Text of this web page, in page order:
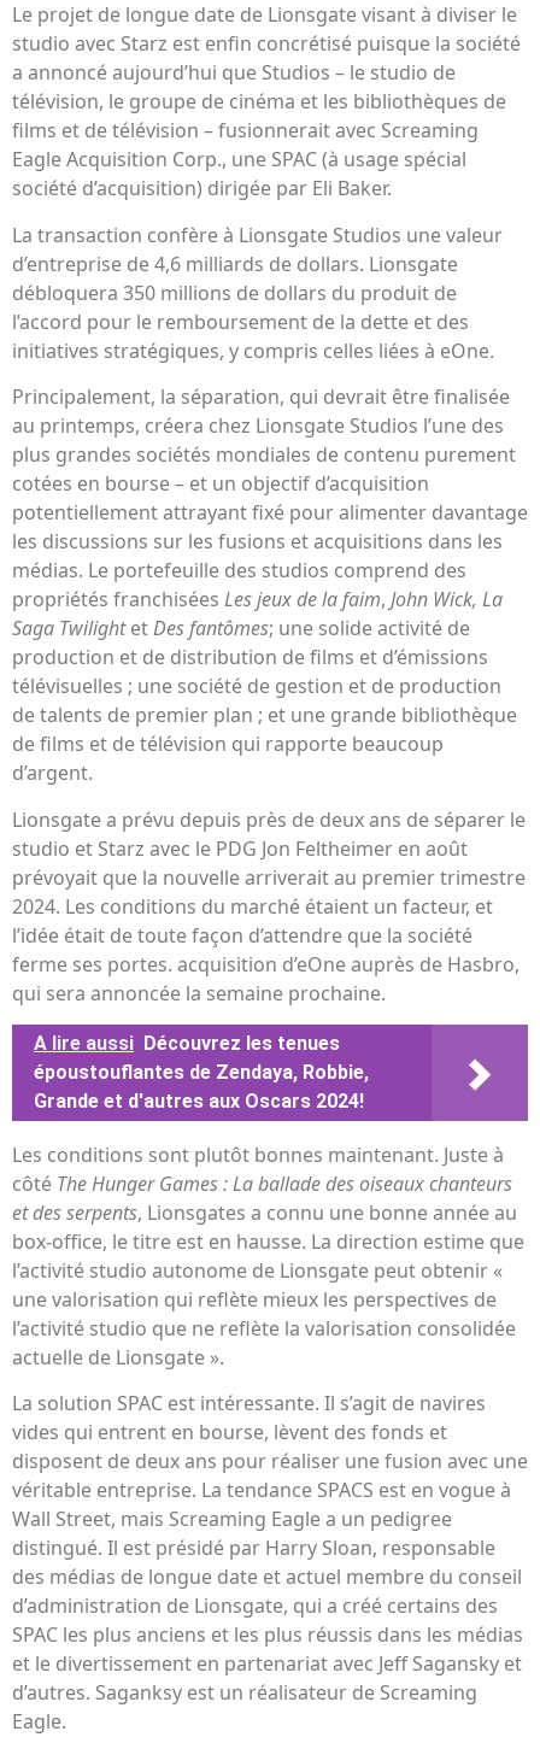
Le projet de longue date de Lionsgate visant à diviser le
studio avec Starz est enfin concrétisé puisque la société
a annoncé aujourd’hui que Studios – le studio de
télévision, le groupe de cinéma et les bibliothèques de
films et de télévision – fusionnerait avec Screaming
Eagle Acquisition Corp., une SPAC (à usage spécial
société d’acquisition) dirigée par Eli Baker.
La transaction confère à Lionsgate Studios une valeur
d’entreprise de 4,6 milliards de dollars. Lionsgate
débloquera 350 millions de dollars du produit de
l’accord pour le remboursement de la dette et des
initiatives stratégiques, y compris celles liées à eOne.
Principalement, la séparation, qui devrait être finalisée
au printemps, créera chez Lionsgate Studios l’une des
plus grandes sociétés mondiales de contenu purement
cotées en bourse – et un objectif d’acquisition
potentiellement attrayant fixé pour alimenter davantage
les discussions sur les fusions et acquisitions dans les
médias. Le portefeuille des studios comprend des
propriétés franchisées Les jeux de la faim, John Wick, La
Saga TwilightetDes fantômes; une solide activité de
production et de distribution de films et d’émissions
télévisuelles ; une société de gestion et de production
de talents de premier plan ; et une grande bibliothèque
de films et de télévision qui rapporte beaucoup
d’argent.
Lionsgate a prévu depuis près de deux ans de séparer le
studio et Starz avec le PDG Jon Feltheimer en août
prévoyait que la nouvelle arriverait au premier trimestre
2024. Les conditions du marché étaient un facteur, et
l’idée était de toute façon d’attendre que la société
ferme ses portes. acquisition d’eOne auprès de Hasbro,
qui sera annoncée la semaine prochaine.
A lire aussi Découvrez les tenues
époustouflantes de Zendaya, Robbie,
Grande et d'autres aux Oscars 2024!
Les conditions sont plutôt bonnes maintenant. Juste à
côté The Hunger Games : La ballade des oiseaux chanteurs
et des serpents, Lionsgates a connu une bonne année au
box-office, le titre est en hausse. La direction estime que
l’activité studio autonome de Lionsgate peut obtenir «
une valorisation qui reflète mieux les perspectives de
l’activité studio que ne reflète la valorisation consolidée
actuelle de Lionsgate ».
La solution SPAC est intéressante. Il s’agit de navires
vides qui entrent en bourse, lèvent des fonds et
disposent de deux ans pour réaliser une fusion avec une
véritable entreprise. La tendance SPACS est en vogue à
Wall Street, mais Screaming Eagle a un pedigree
distingué. Il est présidé par Harry Sloan, responsable
des médias de longue date et actuel membre du conseil
d’administration de Lionsgate, qui a créé certains des
SPAC les plus anciens et les plus réussis dans les médias
et le divertissement en partenariat avec Jeff Sagansky et
d’autres. Saganksy est un réalisateur de Screaming
Eagle.